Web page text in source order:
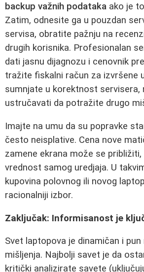
backup važnih podataka ako je
Zatim, odnesite ga u pouzdan
servisa, obratite pažnju na
drugih korisnika. Profesionalan
dati jasnu dijagnozu i cenovnik
tražite fiskalni račun za izvršene
sumnjate u korektnost servisera,
ustručavati da potražite drugo
Imajte na umu da su popravke
često neisplative. Cena nove
zamene ekrana može se
vrednost samog uredjaja. U
kupovina polovnog ili novog
racionalniji izbor.
Zaključak: Informisanost je
Svet laptopova je dinamičan i
mišljenja. Najbolji savet je da
kritički analizirate savete